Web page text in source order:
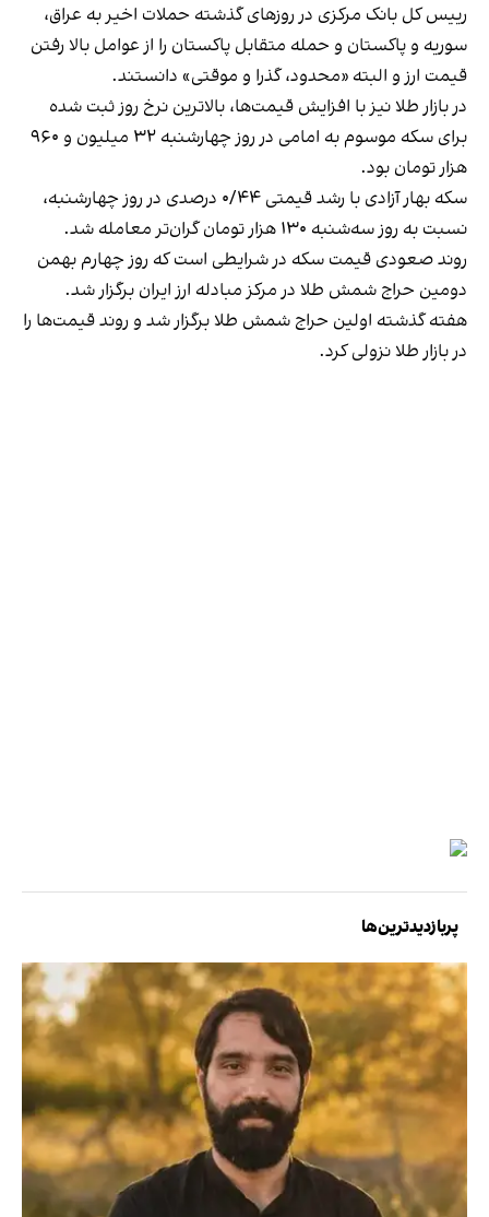
رییس کل بانک مرکزی در روزهای گذشته حملات اخیر به عراق،
سوریه و پاکستان و حمله متقابل پاکستان را از عوامل بالا رفتن
قیمت ارز و البته «محدود، گذرا و موقتی» دانستند.
در بازار طلا نیز با افزایش قیمت‌ها، بالاترین نرخ روز ثبت شده
برای سکه موسوم به امامی در روز چهارشنبه ۳۲ میلیون و ۹۶۰
هزار تومان بود.
سکه بهار آزادی با رشد قیمتی ۰/۴۴ درصدی در روز چهارشنبه،
نسبت به روز سه‌شنبه ۱۳۰ هزار تومان گران‌تر معامله شد.
روند صعودی قیمت سکه در شرایطی است که روز چهارم بهمن
دومین حراج شمش طلا در مرکز مبادله ارز ایران برگزار شد.
هفته گذشته اولین حراج شمش طلا برگزار شد و روند قیمت‌ها را
در بازار طلا نزولی کرد.
پربازدیدترین‌ها